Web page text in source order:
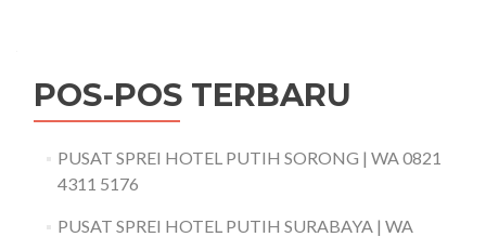
POS-POS TERBARU
PUSAT SPREI HOTEL PUTIH SORONG | WA 0821
4311 5176
PUSAT SPREI HOTEL PUTIH SURABAYA | WA